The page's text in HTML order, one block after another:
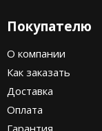
Покупателю
О компании
Как заказать
Доставка
Оплата
Гарантия